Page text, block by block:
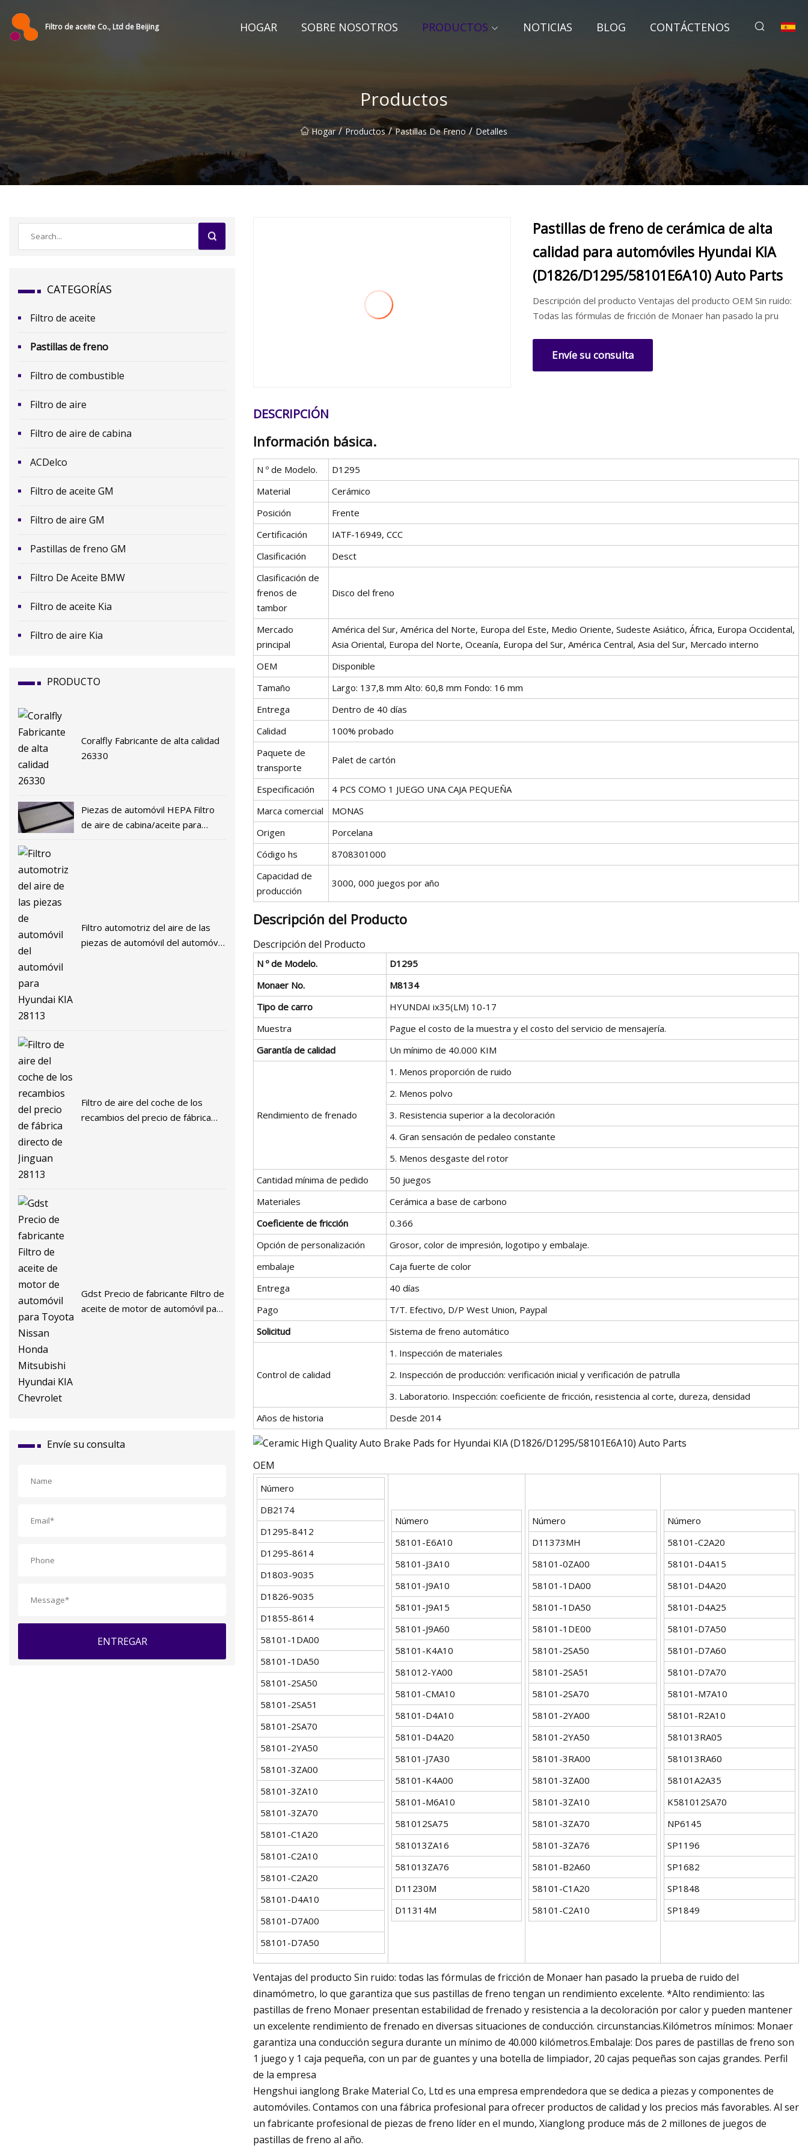
Filtro de aceite Co., Ltd de Beijing HOGAR SOBRE NOSOTROS PRODUCTOS NOTICIAS BLOG CONTÁCTENOS
Productos
Hogar / Productos / Pastillas De Freno / Detalles
CATEGORÍAS
Filtro de aceite
Pastillas de freno
Filtro de combustible
​Filtro de aire
Filtro de aire de cabina
ACDelco
Filtro de aceite GM
Filtro de aire GM
Pastillas de freno GM
Filtro De Aceite BMW
Filtro de aceite Kia
Filtro de aire Kia
PRODUCTO
Coralfly Fabricante de alta calidad
26330
Piezas de automóvil HEPA Filtro
de aire de cabina/aceite para
Filtro automotriz del aire de las
piezas de automóvil del automóvil
Filtro de aire del coche de los
recambios del precio de fábrica
Gdst Precio de fabricante Filtro de
aceite de motor de automóvil para
Envíe su consulta
ENTREGAR
Pastillas de freno de cerámica de alta
calidad para automóviles Hyundai KIA
(D1826/D1295/58101E6A10) Auto Parts
Descripción del producto Ventajas del producto OEM Sin ruido:
Todas las fórmulas de fricción de Monaer han pasado la pru
Envíe su consulta
DESCRIPCIÓN
Información básica.
N º de Modelo.
D1295
Material
Cerámico
Posición
Frente
Certificación
IATF-16949, CCC
Clasificación
Desct
Clasificación de
frenos de
tambor
Disco del freno
Mercado
principal
América del Sur, América del Norte, Europa del Este, Medio Oriente, Sudeste Asiático, África, Europa Occidental,
Asia Oriental, Europa del Norte, Oceanía, Europa del Sur, América Central, Asia del Sur, Mercado interno
OEM
Disponible
Tamaño
Largo: 137,8 mm Alto: 60,8 mm Fondo: 16 mm
Entrega
Dentro de 40 días
Calidad
100% probado
Paquete de
transporte
Palet de cartón
Especificación
4 PCS COMO 1 JUEGO UNA CAJA PEQUEÑA
Marca comercial
MONAS
Origen
Porcelana
Código hs
8708301000
Capacidad de
producción
3000, 000 juegos por año
Descripción del Producto
Descripción del Producto
N º de Modelo.
D1295
Monaer No.
M8134
Tipo de carro
HYUNDAI ix35(LM) 10-17
Muestra
Pague el costo de la muestra y el costo del servicio de mensajería.
Garantía de calidad
Un mínimo de 40.000 KIM
Rendimiento de frenado
1. Menos proporción de ruido
2. Menos polvo
3. Resistencia superior a la decoloración
4. Gran sensación de pedaleo constante
5. Menos desgaste del rotor
Cantidad mínima de pedido
50 juegos
Materiales
Cerámica a base de carbono
Coeficiente de fricción
0.366
Opción de personalización
Grosor, color de impresión, logotipo y embalaje.
embalaje
Caja fuerte de color
Entrega
40 días
Pago
T/T. Efectivo, D/P West Union, Paypal
Solicitud
Sistema de freno automático
Control de calidad
1. Inspección de materiales
2. Inspección de producción: verificación inicial y verificación de patrulla
3. Laboratorio. Inspección: coeficiente de fricción, resistencia al corte, dureza, densidad
Años de historia
Desde 2014
OEM
Número
DB2174
D1295-8412
D1295-8614
D1803-9035
D1826-9035
D1855-8614
58101-1DA00
58101-1DA50
58101-2SA50
58101-2SA51
58101-2SA70
58101-2YA50
58101-3ZA00
58101-3ZA10
58101-3ZA70
58101-C1A20
58101-C2A10
58101-C2A20
58101-D4A10
58101-D7A00
58101-D7A50
Número
58101-E6A10
58101-J3A10
58101-J9A10
58101-J9A15
58101-J9A60
58101-K4A10
581012-YA00
58101-CMA10
58101-D4A10
58101-D4A20
58101-J7A30
58101-K4A00
58101-M6A10
581012SA75
581013ZA16
581013ZA76
D11230M
D11314M
Número
D11373MH
58101-0ZA00
58101-1DA00
58101-1DA50
58101-1DE00
58101-2SA50
58101-2SA51
58101-2SA70
58101-2YA00
58101-2YA50
58101-3RA00
58101-3ZA00
58101-3ZA10
58101-3ZA70
58101-3ZA76
58101-B2A60
58101-C1A20
58101-C2A10
Número
58101-C2A20
58101-D4A15
58101-D4A20
58101-D4A25
58101-D7A50
58101-D7A60
58101-D7A70
58101-M7A10
58101-R2A10
581013RA05
581013RA60
58101A2A35
K581012SA70
NP6145
SP1196
SP1682
SP1848
SP1849
Ventajas del producto Sin ruido: todas las fórmulas de fricción de Monaer han pasado la prueba de ruido del
dinamómetro, lo que garantiza que sus pastillas de freno tengan un rendimiento excelente. *Alto rendimiento: las
pastillas de freno Monaer presentan estabilidad de frenado y resistencia a la decoloración por calor y pueden mantener
un excelente rendimiento de frenado en diversas situaciones de conducción. circunstancias.Kilómetros mínimos: Monaer
garantiza una conducción segura durante un mínimo de 40.000 kilómetros.Embalaje: Dos pares de pastillas de freno son
1 juego y 1 caja pequeña, con un par de guantes y una botella de limpiador, 20 cajas pequeñas son cajas grandes. Perfil
de la empresa
Hengshui ianglong Brake Material Co, Ltd es una empresa emprendedora que se dedica a piezas y componentes de
automóviles. Contamos con una fábrica profesional para ofrecer productos de calidad y los precios más favorables. Al ser
un fabricante profesional de piezas de freno líder en el mundo, Xianglong produce más de 2 millones de juegos de
pastillas de freno al año.